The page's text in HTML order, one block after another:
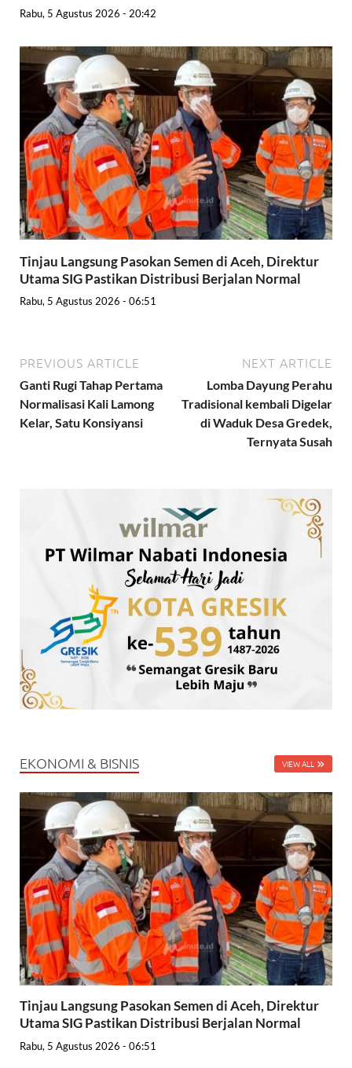
Rabu, 5 Agustus 2026 - 20:42
Tinjau Langsung Pasokan Semen di Aceh, Direktur
Utama SIG Pastikan Distribusi Berjalan Normal
Rabu, 5 Agustus 2026 - 06:51
PREVIOUS ARTICLE
Ganti Rugi Tahap Pertama
Normalisasi Kali Lamong
Kelar, Satu Konsiyansi
NEXT ARTICLE
Lomba Dayung Perahu
Tradisional kembali Digelar
di Waduk Desa Gredek,
Ternyata Susah
EKONOMI & BISNIS VIEW ALL
Tinjau Langsung Pasokan Semen di Aceh, Direktur
Utama SIG Pastikan Distribusi Berjalan Normal
Rabu, 5 Agustus 2026 - 06:51